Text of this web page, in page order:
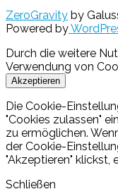
ZeroGravity by
Powered by
Durch die weitere
Verwendung von
Akzeptieren
Die Cookie-
"Cookies zulassen"
zu ermöglichen.
der Cookie-
"Akzeptieren" klickst,
Schließen